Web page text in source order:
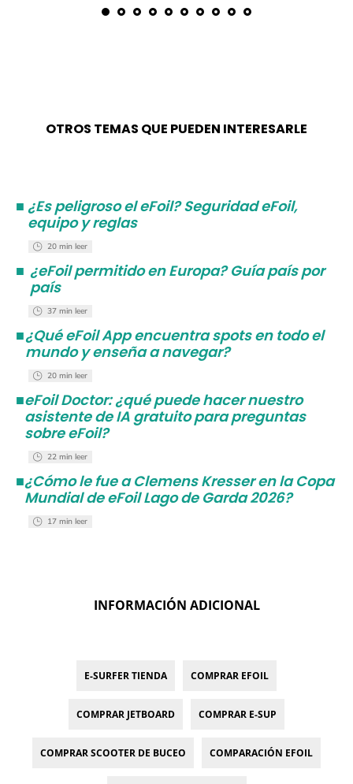
OTROS TEMAS QUE PUEDEN INTERESARLE
■ ¿Es peligroso el eFoil? Seguridad eFoil,
equipo y reglas
20 min leer
■ ¿eFoil permitido en Europa? Guía país por
país
37 min leer
■¿Qué eFoil App encuentra spots en todo el
mundo y enseña a navegar?
20 min leer
■eFoil Doctor: ¿qué puede hacer nuestro
asistente de IA gratuito para preguntas
sobre eFoil?
22 min leer
■¿Cómo le fue a Clemens Kresser en la Copa
Mundial de eFoil Lago de Garda 2026?
17 min leer
INFORMACIÓN ADICIONAL
E-SURFER TIENDA COMPRAR EFOIL
COMPRAR JETBOARD COMPRAR E-SUP
COMPRAR SCOOTER DE BUCEO COMPARACIÓN EFOIL